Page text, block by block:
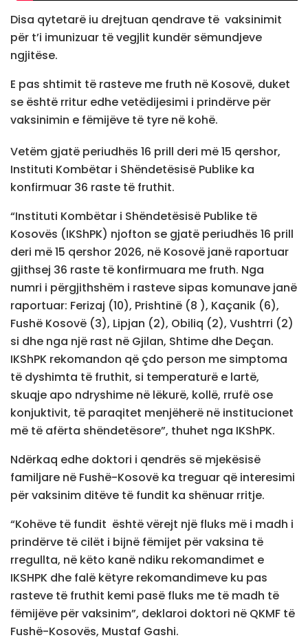
Disa qytetarë iu drejtuan qendrave të vaksinimit
për t’i imunizuar të vegjlit kundër sëmundjeve
ngjitëse.
E pas shtimit të rasteve me fruth në Kosovë, duket
se është rritur edhe vetëdijesimi i prindërve për
vaksinimin e fëmijëve të tyre në kohë.
Vetëm gjatë periudhës 16 prill deri më 15 qershor,
Instituti Kombëtar i Shëndetësisë Publike ka
konfirmuar 36 raste të fruthit.
“Instituti Kombëtar i Shëndetësisë Publike të
Kosovës (IKShPK) njofton se gjatë periudhës 16 prill
deri më 15 qershor 2026, në Kosovë janë raportuar
gjithsej 36 raste të konfirmuara me fruth. Nga
numri i përgjithshëm i rasteve sipas komunave janë
raportuar: Ferizaj (10), Prishtinë (8 ), Kaçanik (6),
Fushë Kosovë (3), Lipjan (2), Obiliq (2), Vushtrri (2)
si dhe nga një rast në Gjilan, Shtime dhe Deçan.
IKShPK rekomandon që çdo person me simptoma
të dyshimta të fruthit, si temperaturë e lartë,
skuqje apo ndryshime në lëkurë, kollë, rrufë ose
konjuktivit, të paraqitet menjëherë në institucionet
më të afërta shëndetësore”, thuhet nga IKShPK.
Ndërkaq edhe doktori i qendrës së mjekësisë
familjare në Fushë-Kosovë ka treguar që interesimi
për vaksinim ditëve të fundit ka shënuar rritje.
“Kohëve të fundit është vërejt një fluks më i madh i
prindërve të cilët i bijnë fëmijet për vaksina të
rregullta, në këto kanë ndiku rekomandimet e
IKSHPK dhe falë këtyre rekomandimeve ku pas
rasteve të fruthit kemi pasë fluks me të madh të
fëmijëve për vaksinim”, deklaroi doktori në QKMF të
Fushë-Kosovës, Mustaf Gashi.